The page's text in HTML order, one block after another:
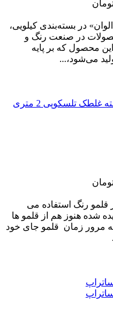
در بسته‌بندی کیلویی،
در صنعت رنگ و
محصول که بر پایه
می‌شود،...
قلمو رنگ استفاده می
شده هنوز هم از قلمو ها
مرور زمان قلمو جای خود